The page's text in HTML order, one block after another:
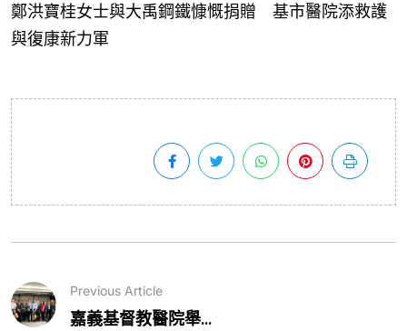
鄭洪寶桂女士與大禹鋼鐵慷慨捐贈 基市醫院添救護
與復康新力軍
Previous Article
嘉義基督教醫院舉...